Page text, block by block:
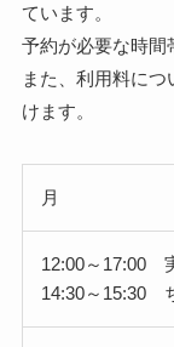
ています。
予約が必要な時間
また、利用料に
けます。
月
12:00～17:00
14:30～15:30